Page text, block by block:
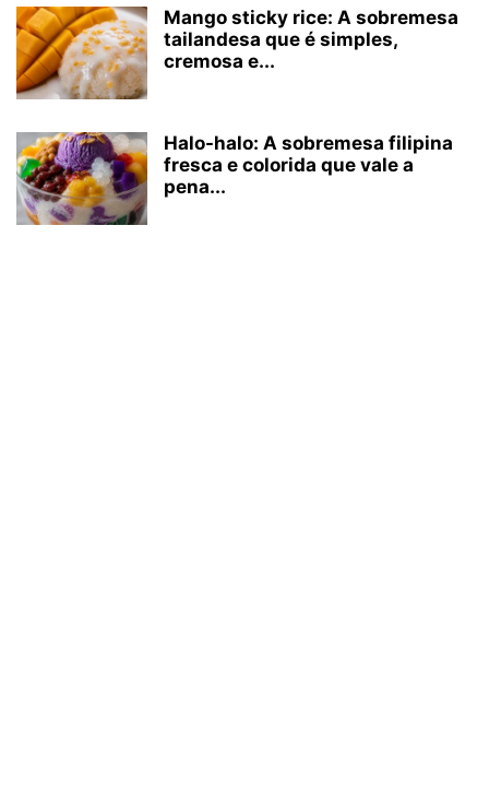
Mango sticky rice: A sobremesa
tailandesa que é simples,
cremosa e...
Halo-halo: A sobremesa filipina
fresca e colorida que vale a
pena...